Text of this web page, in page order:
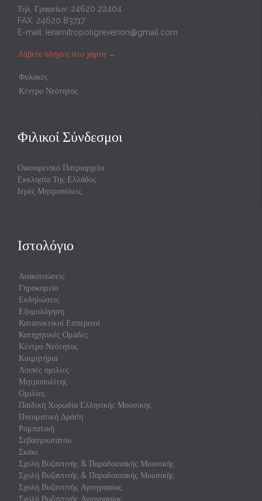
Τηλ. Γραφείων: 24620 22404
FAX: 24620 83717
E-mail: ieramitropoligrevenon@gmail.com
Λάβετε οδηγίες στο χάρτη →
Φυλακές
Κέντρο Νεότητος
Φιλικοί Σύνδεσμοι
Οικουμενικό Πατριαρχείο
Εκκλησία Της Ελλάδος
Ιερές Μητροπόλεις
Ιστολόγιο
Ανακοινώσεις
Γηροκομείο
Εκδηλώσεις
Εξομολόγηση
Κατανυκτικοί Εσπερινοί
Κατηχητικές Ομάδες
Κέντρο Νεότητος
Κοιμητήρια
Λοιπές ομιλίες
Μητροπολίτης
Ομιλίες
Παιδική Χορωδία Ελληνικής Μουσικής
Πνευματική Δράση
Ρομποτική
Σεβασμιωτάτου
Σκάκι
Σχολή Βυζαντινής & Παραδοσιακής Μουσικής
Σχολή Βυζαντινής & Παραδοσιακής Μουσικής
Σχολή Βυζαντινής Αγιογραφίας
Σχολή Βυζαντινής Αγιογραφίας